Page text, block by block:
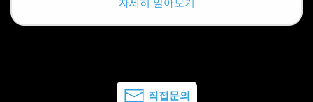
자세히 알아보기
직접문의